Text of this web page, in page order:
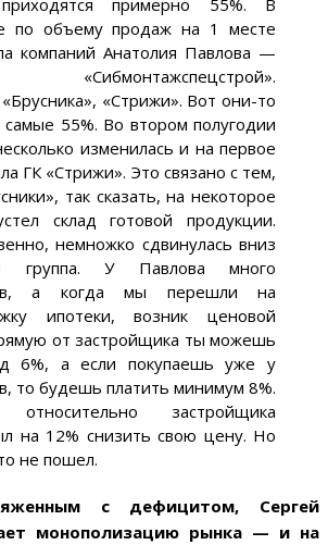
по объему продаж на 1 месте
компаний Анатолия Павлова —
«Стрижи». Вот они-то
самые 55%. Во втором полугодии
изменилась и на первое
ГК «Стрижи». Это связано с тем,
так сказать, на некоторое
склад готовой продукции.
немножко сдвинулась вниз
группа. У Павлова много
а когда мы перешли на
ипотеки, возник ценовой
от застройщика ты можешь
6%, а если покупаешь уже у
то будешь платить минимум 8%.
относительно застройщика
на 12% снизить свою цену. Но
не пошел.
с дефицитом, Сергей
монополизацию рынка — и на